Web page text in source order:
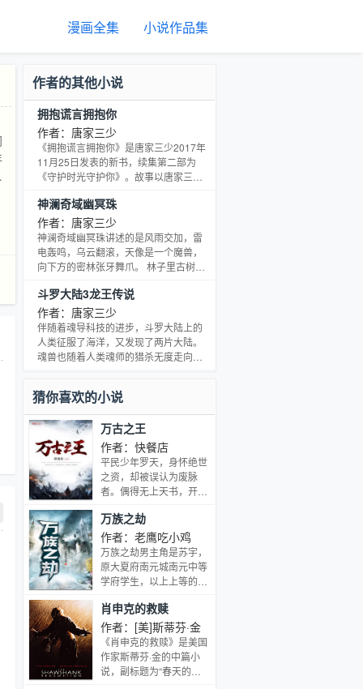
漫画全集 小说作品集
作者的其他小说
拥抱谎言拥抱你
作者：唐家三少
《拥抱谎言拥抱你》是唐家三少2017年
11月25日发表的新书，续集第二部为
《守护时光守护你》。故事以唐家三少
大都市拼搏的草根青年曾宇和深藏谜团
的江楠之间刻骨铭心的爱情。商海沉
浮，尔虞我诈，创业路上艰险重重，有
人在欲望中膨胀迷失，有人坚守初心不
忘本……落魄、成功、堕落、友情、背
考量着各自的心与灵魂。与此同时，爱
情与谎言交织，被恶意谎言包围的爱情
自食苦果，充满善意谎言的爱情前途未
卜……
神澜奇域幽冥珠
作者：唐家三少
神澜奇域幽冥珠讲述的是风雨交加，雷
电轰鸣，乌云翻滚，天像是一个魔兽，
向下方的密林张牙舞爪。 林子里古树参
俯瞰，像是一株株西兰花，一丝光亮都
透不进去，但在密林的深处，旺盛的火
焰沐雨燃烧。点点火星从火堆中啪啪迸
溅出去，飞快消失，红色的光在漆黑的
林中不断闪烁，像是夏日的萤火虫
斗罗大陆3龙王传说
作者：唐家三少
伴随着魂导科技的进步，斗罗大陆上的
人类征服了海洋，又发现了两片大陆。
魂兽也随着人类魂师的猎杀无度走向灭
人，向人类复仇！唐舞麟立志要成为一
名强大的魂师，可当武魂觉醒时，苏醒
的，却是……旷世之才，龙王之争，我
们的龙王传说，将由此开始。。。
猜你喜欢的小说
万古之王
作者：快餐店
平民少年罗天，身怀绝世
之资，却被误认为废脉
者。偶得无上天书，开启
一飞冲天，震烁万古。 从
世俗底层，到万界诸天，
横压当世天骄，纵横万千
宗门，睥睨神话万族，成
就不朽不灭永恒超脱的万
才流，非废材流。 ②已完
本《主宰之王》、《仙鸿
路》等作品，品质有保
证。
万族之劫
作者：老鹰吃小鸡
万族之劫男主角是苏宇，
原大夏府南元城南元中等
学府学生，以上上等的高
绩考入大夏文明学府并拜
师白枫，加入多神文系，
脑海中开启神秘书册。我
是这诸天万族的劫！万族
之劫小说什么时候更新？
肖申克的救赎
作者：[美]斯蒂芬·金
《肖申克的救赎》是美国
作家斯蒂芬·金的中篇小
说，副标题为“春天的希